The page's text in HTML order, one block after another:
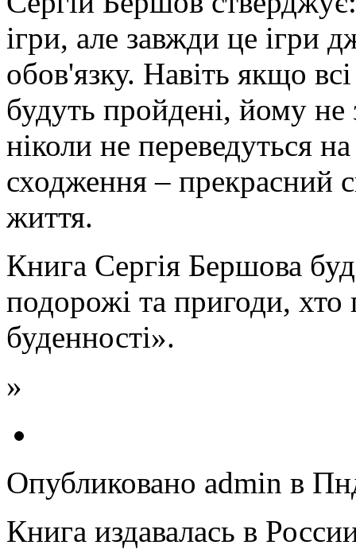
ігри, але завжди це ігри
обов'язку. Навіть якщо
будуть пройдені, йому
ніколи не переведуться
сходження – прекрасний
життя.
Книга Сергія Бершова
подорожі та пригоди, хто
буденності».
»
Опубликовано admin в
Книга издавалась в